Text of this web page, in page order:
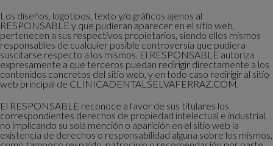
Los diseños, logotipos, texto y/o gráficos ajenos al
RESPONSABLE y que pudieran aparecer en el sitio web,
pertenecen a sus respectivos propietarios, siendo ellos mismos
responsables de cualquier posible controversia que pudiera
suscitarse respecto a los mismos. El RESPONSABLE autoriza
expresamente a que terceros puedan redirigir directamente a los
contenidos concretos del sitio web, y en todo caso redirigir al sitio
web principal de CLINICADENTALSELVAFERRAZ.COM.
El RESPONSABLE reconoce a favor de sus titulares los
correspondientes derechos de propiedad intelectual e industrial,
no implicando su sola mención o aparición en el sitio web la
existencia de derechos o responsabilidad alguna sobre los mismos,